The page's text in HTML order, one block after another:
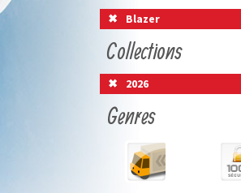
Blazer
Collections
2026
Genres